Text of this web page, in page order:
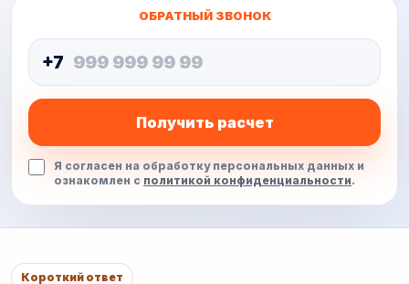
ОБРАТНЫЙ ЗВОНОК
+7
Получить расчет
Я согласен на обработку персональных данных и
ознакомлен с политикой конфиденциальности.
Короткий ответ